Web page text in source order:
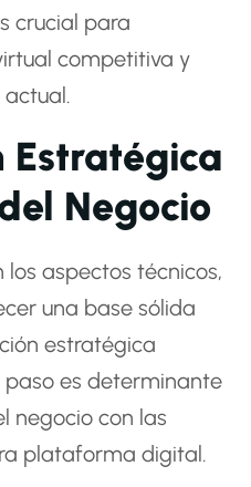
crucial para
competitiva y
Estratégica
Negocio
aspectos técnicos,
una base sólida
estratégica
es determinante
negocio con las
plataforma digital.